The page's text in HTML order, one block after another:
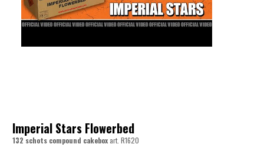
Imperial Stars Flowerbed
132 schots compound cakeboxart. R1620